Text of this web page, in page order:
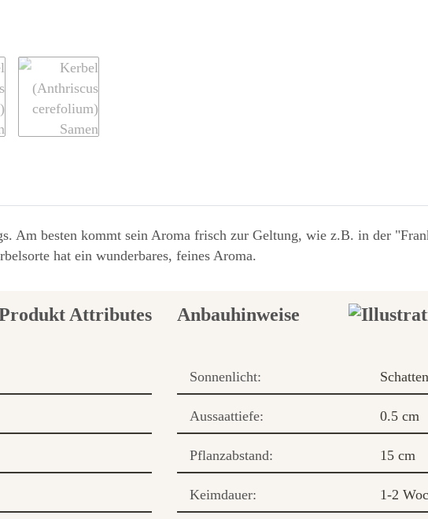
Am besten kommt sein Aroma frisch zur Geltung, wie z.B. in der
hat ein wunderbares, feines Aroma.
Anbauhinweise
Sonnenlicht: Schatten
Aussaattiefe: 0.5 cm
Pflanzabstand: 15 cm
Keimdauer: 1-2